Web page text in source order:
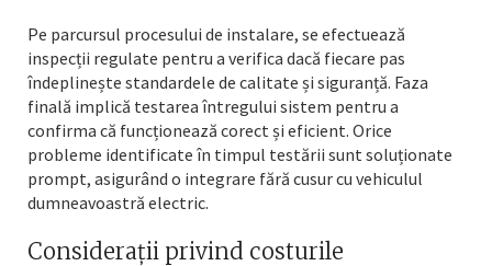
Pe parcursul procesului de instalare, se efectuează
inspecții regulate pentru a verifica dacă fiecare pas
îndeplinește standardele de calitate și siguranță. Faza
finală implică testarea întregului sistem pentru a
confirma că funcționează corect și eficient. Orice
probleme identificate în timpul testării sunt soluționate
prompt, asigurând o integrare fără cusur cu vehiculul
dumneavoastră electric.
Considerații privind costurile